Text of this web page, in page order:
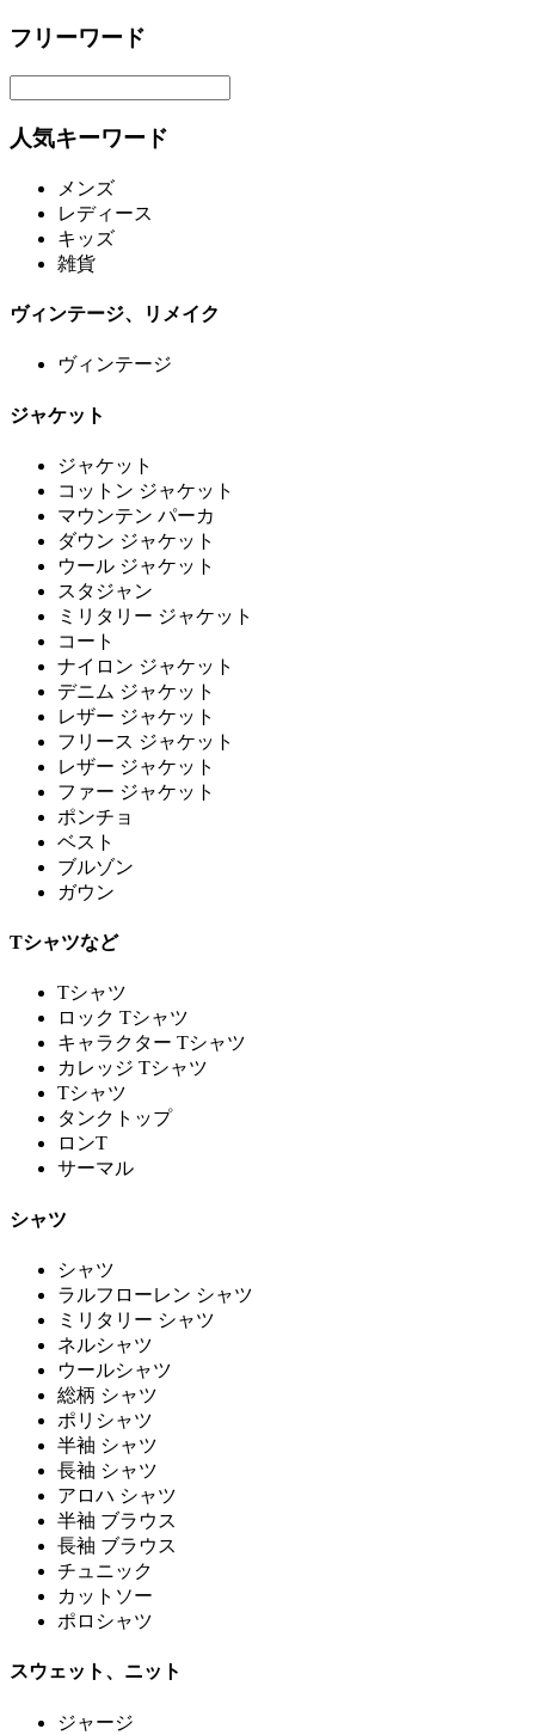
フリーワード
人気キーワード
メンズ
レディース
キッズ
雑貨
ヴィンテージ、リメイク
ヴィンテージ
ジャケット
ジャケット
コットン ジャケット
マウンテン パーカ
ダウン ジャケット
ウール ジャケット
スタジャン
ミリタリー ジャケット
コート
ナイロン ジャケット
デニム ジャケット
レザー ジャケット
フリース ジャケット
レザー ジャケット
ファー ジャケット
ポンチョ
ベスト
ブルゾン
ガウン
Tシャツなど
Tシャツ
ロック Tシャツ
キャラクター Tシャツ
カレッジ Tシャツ
Tシャツ
タンクトップ
ロンT
サーマル
シャツ
シャツ
ラルフローレン シャツ
ミリタリー シャツ
ネルシャツ
ウールシャツ
総柄 シャツ
ポリシャツ
半袖 シャツ
長袖 シャツ
アロハ シャツ
半袖 ブラウス
長袖 ブラウス
チュニック
カットソー
ポロシャツ
スウェット、ニット
ジャージ